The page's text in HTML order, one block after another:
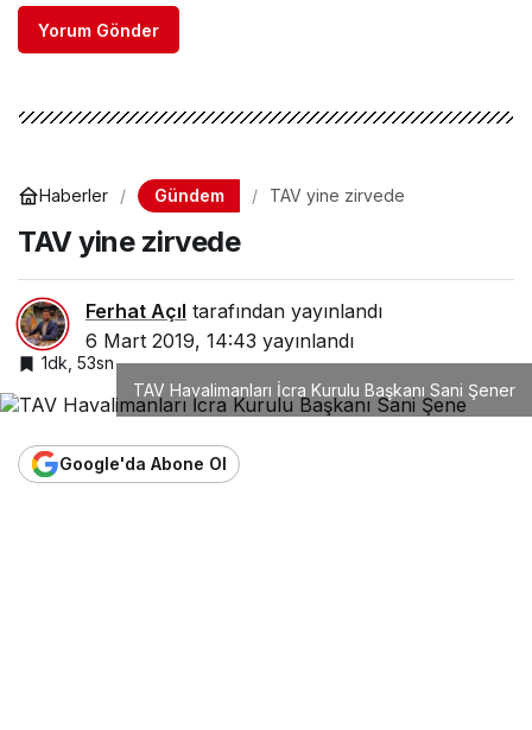
Yorum Gönder
Haberler Gündem TAV yine zirvede
TAV yine zirvede
Ferhat Açıl tarafından yayınlandı
6 Mart 2019, 14:43 yayınlandı
1dk, 53sn
TAV Havalimanları İcra Kurulu Başkanı Sani Şener
Google'da Abone Ol